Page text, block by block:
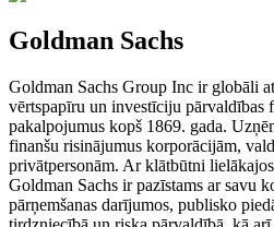
Goldman Sachs
Goldman Sachs Group Inc ir globāli
vērtspapīru un investīciju pārvaldības
pakalpojumus kopš 1869. gada.
finanšu risinājumus korporācijām,
privātpersonām. Ar klātbūtni
Goldman Sachs ir pazīstams ar savu
pārņemšanas darījumos, publisko